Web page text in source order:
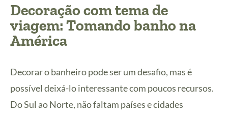
Decoração com tema de
viagem: Tomando banho na
América
Decorar o banheiro pode ser um desafio, mas é
possível deixá-lo interessante com poucos recursos.
Do Sul ao Norte, não faltam países e cidades